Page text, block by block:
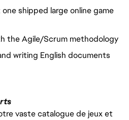
shipped large online game
the Agile/Scrum methodology
writing English documents
vaste catalogue de jeux et